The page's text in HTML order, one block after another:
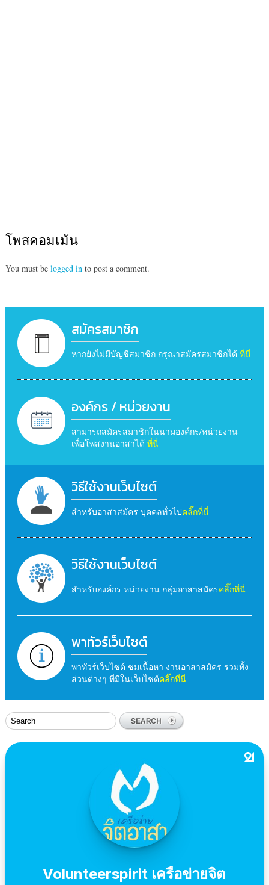
โพสคอมเม้น
You must be logged into post a comment.
สมัครสมาชิก
หากยังไม่มีบัญชีสมาชิก กรุณาสมัครสมาชิกได้ ที่นี่
องค์กร / หน่วยงาน
สามารถสมัครสมาชิกในนามองค์กร/หน่วยงาน
เพื่อโพสงานอาสาได้ ที่นี่
วิธีใช้งานเว็บไซต์
สำหรับอาสาสมัคร บุคคลทั่วไปคลิ๊กที่นี่
วิธีใช้งานเว็บไซต์
สำหรับองค์กร หน่วยงาน กลุ่มอาสาสมัครคลิ๊กที่นี่
พาทัวร์เว็บไซต์
พาทัวร์เว็บไซต์ ชมเนื้อหา งานอาสาสมัคร รวมทั้ง
ส่วนต่างๆ ที่มีในเว็บไซต์คลิ๊กที่นี่